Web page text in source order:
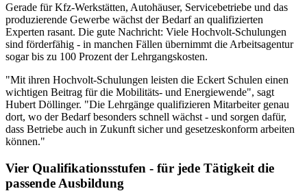
Gerade für Kfz-Werkstätten, Autohäuser, Servicebetriebe und das
produzierende Gewerbe wächst der Bedarf an qualifizierten
Experten rasant. Die gute Nachricht: Viele Hochvolt-Schulungen
sind förderfähig - in manchen Fällen übernimmt die Arbeitsagentur
sogar bis zu 100 Prozent der Lehrgangskosten.
"Mit ihren Hochvolt-Schulungen leisten die Eckert Schulen einen
wichtigen Beitrag für die Mobilitäts- und Energiewende", sagt
Hubert Döllinger. "Die Lehrgänge qualifizieren Mitarbeiter genau
dort, wo der Bedarf besonders schnell wächst - und sorgen dafür,
dass Betriebe auch in Zukunft sicher und gesetzeskonform arbeiten
können."
Vier Qualifikationsstufen - für jede Tätigkeit die
passende Ausbildung